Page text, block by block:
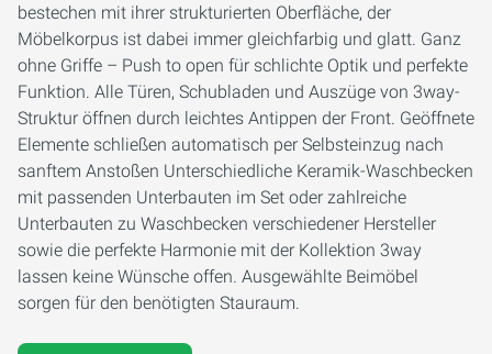
bestechen mit ihrer strukturierten Oberfläche, der
Möbelkorpus ist dabei immer gleichfarbig und glatt. Ganz
ohne Griffe – Push to open für schlichte Optik und perfekte
Funktion. Alle Türen, Schubladen und Auszüge von 3way-
Struktur öffnen durch leichtes Antippen der Front. Geöffnete
Elemente schließen automatisch per Selbsteinzug nach
sanftem Anstoßen Unterschiedliche Keramik-Waschbecken
mit passenden Unterbauten im Set oder zahlreiche
Unterbauten zu Waschbecken verschiedener Hersteller
sowie die perfekte Harmonie mit der Kollektion 3way
lassen keine Wünsche offen. Ausgewählte Beimöbel
sorgen für den benötigten Stauraum.